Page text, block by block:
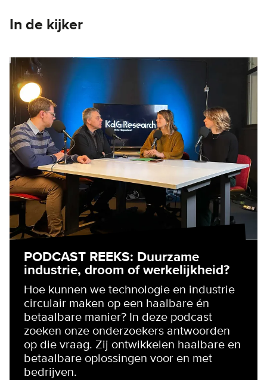
In de kijker
PODCAST REEKS: Duurzame
industrie, droom of werkelijkheid?
Hoe kunnen we technologie en industrie
circulair maken op een haalbare én
betaalbare manier? In deze podcast
zoeken onze onderzoekers antwoorden
op die vraag. Zij ontwikkelen haalbare en
betaalbare oplossingen voor en met
bedrijven.